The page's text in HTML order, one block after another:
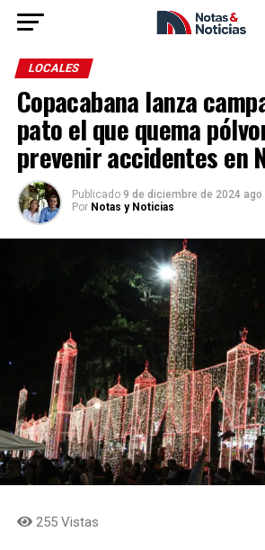
LOCALES
Copacabana lanza
pato el que quema
prevenir accidentes en
Publicado 9 de diciembre de 2024 ago
Por Notas y Noticias
255 Vistas